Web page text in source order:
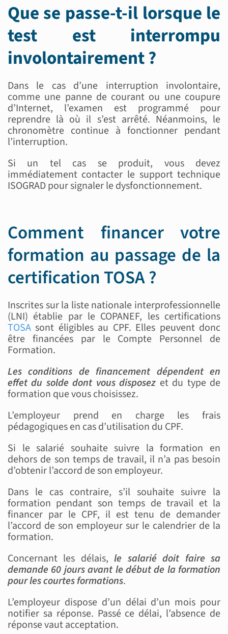
Que se passe-t-il lorsque le
test est interrompu
involontairement ?
Dans le cas d’une interruption involontaire,
comme une panne de courant ou une coupure
d’Internet, l’examen est programmé pour
reprendre là où il s’est arrêté. Néanmoins, le
chronomètre continue à fonctionner pendant
l’interruption.
Si un tel cas se produit, vous devez
immédiatement contacter le support technique
ISOGRAD pour signaler le dysfonctionnement.
Comment financer votre
formation au passage de la
certification TOSA ?
Inscrites sur la liste nationale interprofessionnelle
(LNI) établie par le COPANEF, les certifications
TOSAsont éligibles au CPF. Elles peuvent donc
être financées par le Compte Personnel de
Formation.
Les conditions de financement dépendent en
effet du solde dont vous disposez et du type de
formation que vous choisissez.
L’employeur prend en charge les frais
pédagogiques en cas d’utilisation du CPF.
Si le salarié souhaite suivre la formation en
dehors de son temps de travail, il n’a pas besoin
d’obtenir l’accord de son employeur.
Dans le cas contraire, s’il souhaite suivre la
formation pendant son temps de travail et la
financer par le CPF, il est tenu de demander
l’accord de son employeur sur le calendrier de la
formation.
Concernant les délais,le salarié doit faire sa
demande 60 jours avant le début de la formation
pour les courtes formations.
L’employeur dispose d’un délai d’un mois pour
notifier sa réponse. Passé ce délai, l’absence de
réponse vaut acceptation.